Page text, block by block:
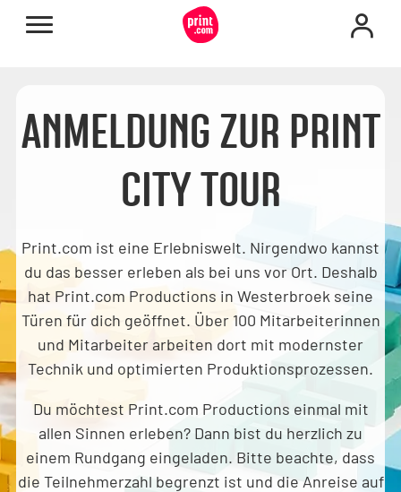
ANMELDUNG ZUR PRINT
CITY TOUR
Print.com ist eine Erlebniswelt. Nirgendwo kannst
du das besser erleben als bei uns vor Ort. Deshalb
hat Print.com Productions in Westerbroek seine
Türen für dich geöffnet. Über 100 Mitarbeiterinnen
und Mitarbeiter arbeiten dort mit modernster
Technik und optimierten Produktionsprozessen.
Du möchtest Print.com Productions einmal mit
allen Sinnen erleben? Dann bist du herzlich zu
einem Rundgang eingeladen. Bitte beachte, dass
die Teilnehmerzahl begrenzt ist und die Anreise auf